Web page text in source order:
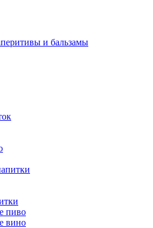
и бальзамы
пиво
вино